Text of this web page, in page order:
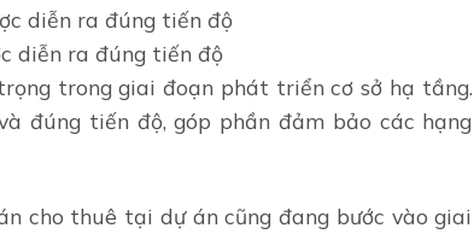
diễn ra đúng tiến độ
trong giai đoạn phát triển cơ sở hạ tầng.
đúng tiến độ, góp phần đảm bảo các hạng
cho thuê tại dự án cũng đang bước vào giai